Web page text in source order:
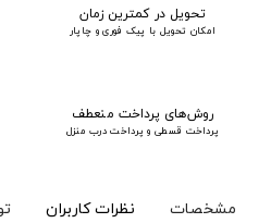
تحویل در کمترین زمان
امکان تحویل با پیک فوری و چاپار
روش‌های پرداخت منعطف
پرداخت قسطی و پرداخت درب منزل
مشخصات نظرات کاربران